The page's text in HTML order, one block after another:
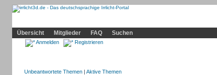
Übersicht
Mitglieder FAQ Suchen
Anmelden Registrieren
Unbeantwortete Themen| Aktive Themen